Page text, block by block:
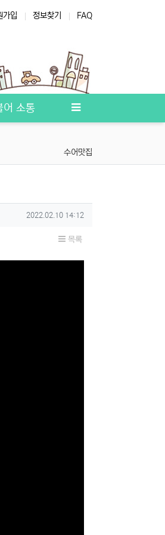
가입 정보찾기 FAQ
대문구청 쉼터 프로그램
어 소통
수어맛집
작성일
2022.02.10 14:12
목록